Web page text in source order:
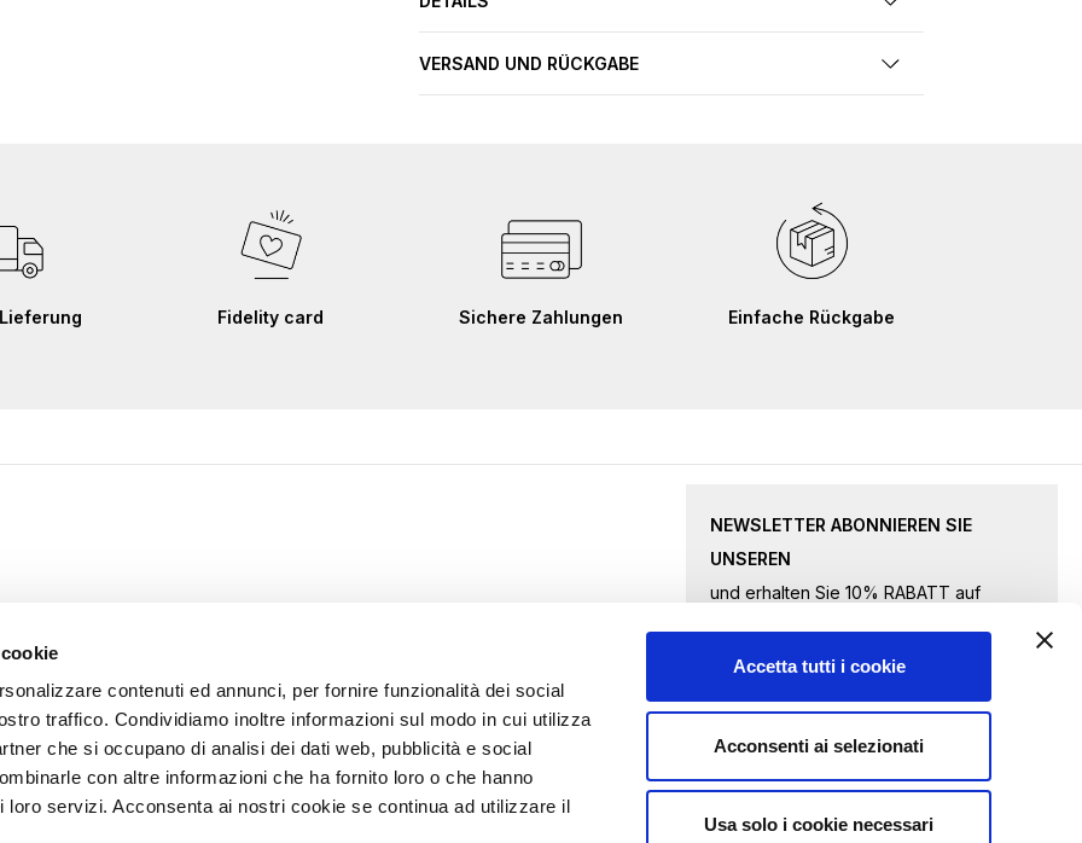
contenuti ed annunci, per fornire funzionalità dei social
traffico. Condividiamo inoltre informazioni sul modo in cui utilizza
che si occupano di analisi dei dati web, pubblicità e social
con altre informazioni che ha fornito loro o che hanno
loro servizi. Acconsenta ai nostri cookie se continua ad utilizzare il
Accetta tutti i cookie
Acconsenti ai selezionati
Usa solo i cookie necessari
VERSAND UND RÜCKGABE
Fidelity card Sichere Zahlungen Einfache Rückgabe
NEWSLETTER ABONNIEREN SIE
UNSEREN
und erhalten Sie 10% RABATT auf
Sie
sich
für
unseren
ANFRAGE ABSENDEN